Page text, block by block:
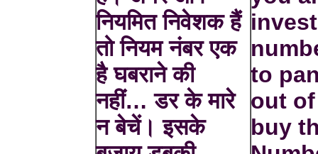
नियमित निवेशक हैं
तो नियम नंबर एक
है घबराने की
नहीं… डर के मारे
न बेचें। इसके
to
out
buy